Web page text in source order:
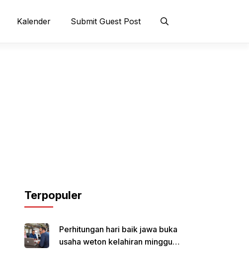
Kalender Submit Guest Post
Terpopuler
Perhitungan hari baik jawa buka
usaha weton kelahiran minggu